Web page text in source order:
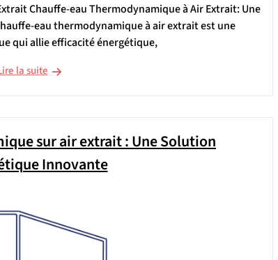
Chauffe-eau Thermodynamique à Air Extrait: Une
eau thermodynamique à air extrait est une
qui allie efficacité énergétique,
la suite
sur air extrait : Une Solution
Innovante